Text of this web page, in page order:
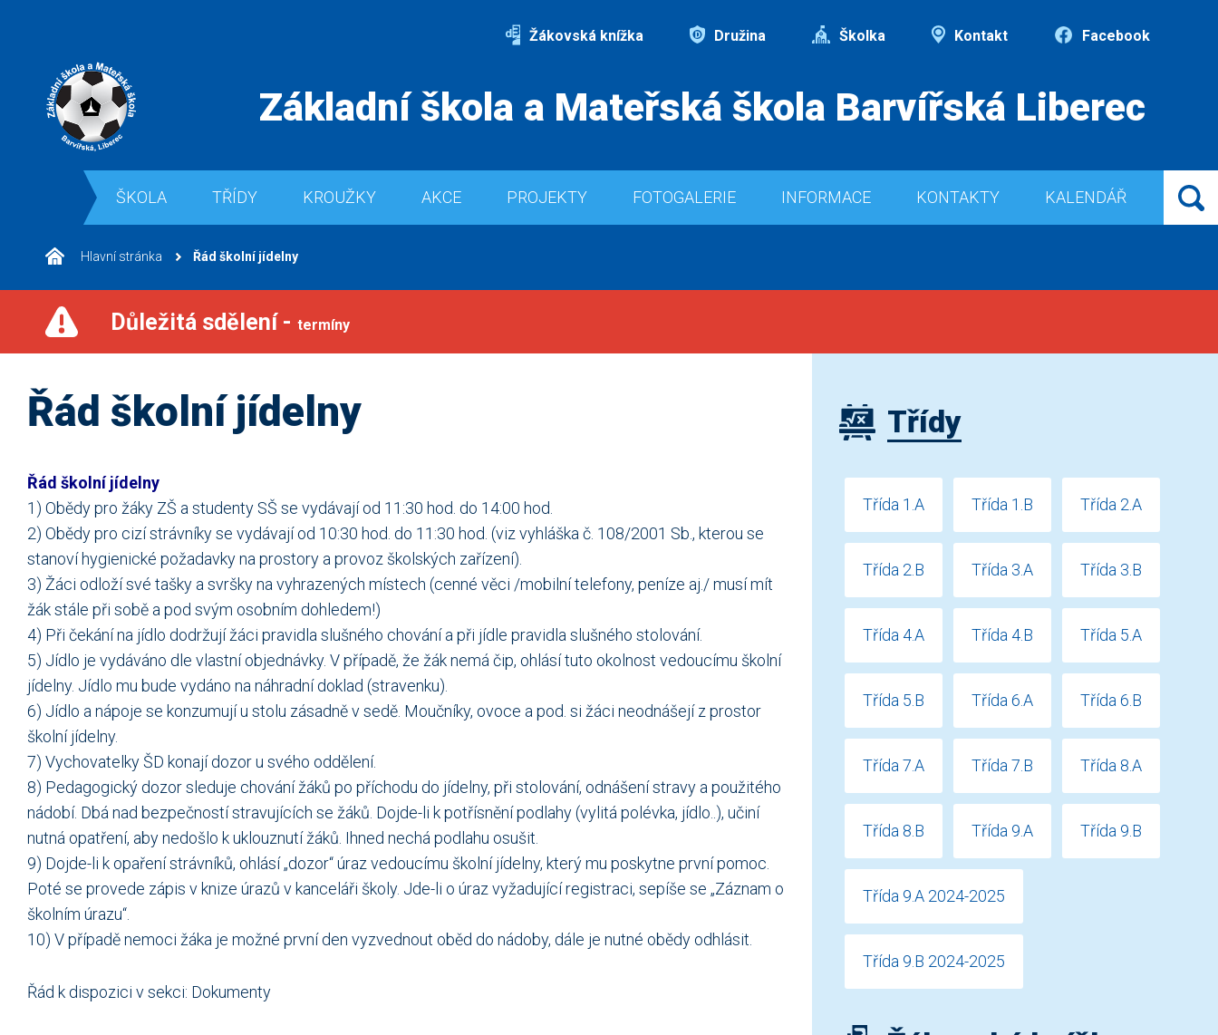
Žákovská knížka Družina Školka Kontakt Facebook
Základní škola a Mateřská škola Barvířská Liberec
ŠKOLA TŘÍDY KROUŽKY AKCE PROJEKTY FOTOGALERIE INFORMACE KONTAKTY KALENDÁŘ
Hlavní stránka Řád školní jídelny
Důležitá sdělení - termíny
Řád školní jídelny
Řád školní jídelny
1) Obědy pro žáky ZŠ a studenty SŠ se vydávají od 11:30 hod. do 14:00 hod.
2) Obědy pro cizí strávníky se vydávají od 10:30 hod. do 11:30 hod. (viz vyhláška č. 108/2001 Sb., kterou se
stanoví hygienické požadavky na prostory a provoz školských zařízení).
3) Žáci odloží své tašky a svršky na vyhrazených místech (cenné věci /mobilní telefony, peníze aj./ musí mít
žák stále při sobě a pod svým osobním dohledem!)
4) Při čekání na jídlo dodržují žáci pravidla slušného chování a při jídle pravidla slušného stolování.
5) Jídlo je vydáváno dle vlastní objednávky. V případě, že žák nemá čip, ohlásí tuto okolnost vedoucímu školní
jídelny. Jídlo mu bude vydáno na náhradní doklad (stravenku).
6) Jídlo a nápoje se konzumují u stolu zásadně v sedě. Moučníky, ovoce a pod. si žáci neodnášejí z prostor
školní jídelny.
7) Vychovatelky ŠD konají dozor u svého oddělení.
8) Pedagogický dozor sleduje chování žáků po příchodu do jídelny, při stolování, odnášení stravy a použitého
nádobí. Dbá nad bezpečností stravujících se žáků. Dojde-li k potřísnění podlahy (vylitá polévka, jídlo..), učiní
nutná opatření, aby nedošlo k uklouznutí žáků. Ihned nechá podlahu osušit.
9) Dojde-li k opaření strávníků, ohlásí „dozor“ úraz vedoucímu školní jídelny, který mu poskytne první pomoc.
Poté se provede zápis v knize úrazů v kanceláři školy. Jde-li o úraz vyžadující registraci, sepíše se „Záznam o
školním úrazu“.
10) V případě nemoci žáka je možné první den vyzvednout oběd do nádoby, dále je nutné obědy odhlásit.
Řád k dispozici v sekci: Dokumenty
Třídy
Třída 1.A Třída 1.B Třída 2.A
Třída 2.B Třída 3.A Třída 3.B
Třída 4.A Třída 4.B Třída 5.A
Třída 5.B Třída 6.A Třída 6.B
Třída 7.A Třída 7.B Třída 8.A
Třída 8.B Třída 9.A Třída 9.B
Třída 9.A 2024-2025
Třída 9.B 2024-2025